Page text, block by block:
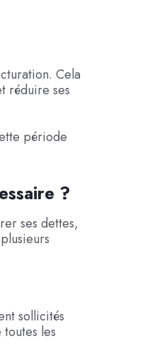
Cela
réduire ses
période
?
ses dettes,
sollicités
les